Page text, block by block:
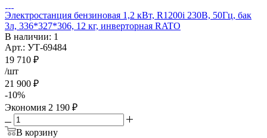
Электростанция бензиновая 1,2 кВт, R1200i 230В, 50Гц, бак
3л, 336*327*306, 12 кг, инверторная RATO
В наличии: 1
Арт.: УТ-69484
19 710 ₽
/шт
21 900 ₽
-10%
Экономия 2 190 ₽
В корзину